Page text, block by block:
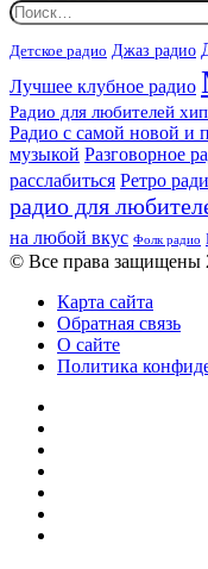
Найти:
Детское радио Джаз радио
Лучшее клубное радио
Радио для любителей
Радио с самой новой и
музыкой Разговорное
расслабиться Ретро
радио для
на любой вкус Фолк радио
© Все права защищены
Карта сайта
Обратная связь
О сайте
Политика